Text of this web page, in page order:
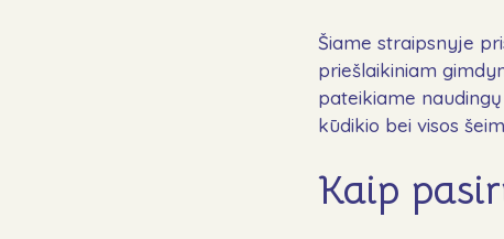
Šiame straipsnyje
priešlaikiniam
pateikiame
kūdikio bei visos
Kaip